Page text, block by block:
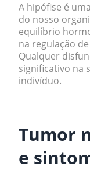
A hipófise é
do nosso
equilíbrio
na regulação
Qualquer
significativo na
indivíduo.
Tumor
e